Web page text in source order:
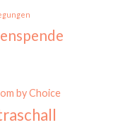
by Choice